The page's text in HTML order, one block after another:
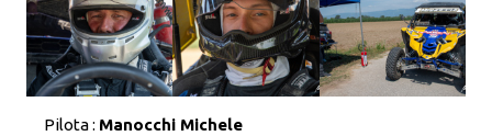
Pilota : Manocchi Michele